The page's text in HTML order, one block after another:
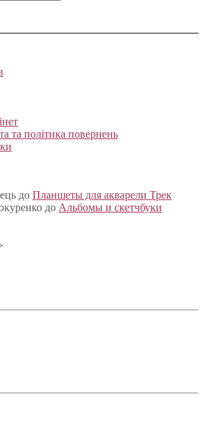
та політика повернень
до Планшеты для акварели Трек
до Альбомы и скетчбуки